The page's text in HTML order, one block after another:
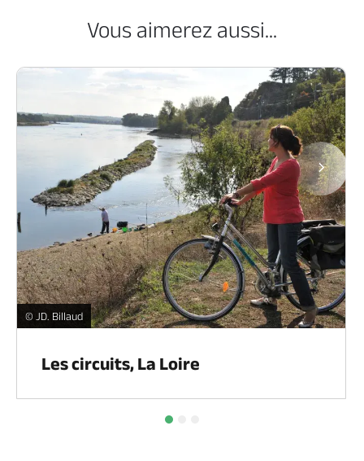
Vous aimerez aussi...
Les circuits, La Loire -
© JD. Billaud
Les circuits, La Loire